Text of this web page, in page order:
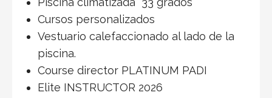
Cursos personalizados
Vestuario calefaccionado al lado de la
piscina.
Course director PLATINUM PADI
Elite INSTRUCTOR 2026